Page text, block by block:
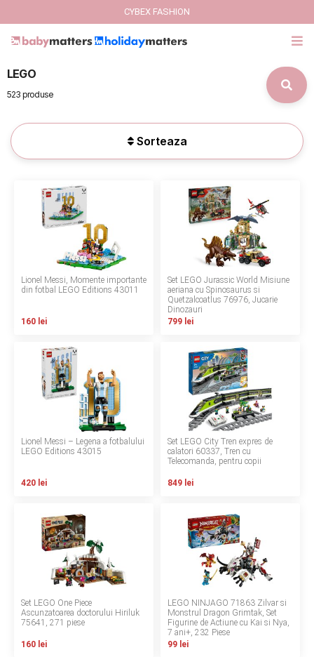
Italbaby Collections
Branduri
CARUCIOARE COPII
SCAUNE AUTO
SCOICI AUTO
CAMERA COPILULUI
JUCARII
MARSUPII BEBELUSI
BABY MONITORS
HRANIRE SI DIVERSIFICARE
CASA SI CURATENIE
CYBEX FASHION
LEGO
523 produse
Sorteaza
Lionel Messi, Momente importante
din fotbal LEGO Editions 43011
160 lei
Set LEGO Jurassic World Misiune
aeriana cu Spinosaurus si
Quetzalcoatlus 76976, Jucarie
Dinozauri
799 lei
Lionel Messi – Legena a fotbalului
LEGO Editions 43015
420 lei
Set LEGO City Tren expres de
calatori 60337, Tren cu
Telecomanda, pentru copii
849 lei
Set LEGO One Piece
Ascunzatoarea doctorului Hiriluk
75641, 271 piese
160 lei
LEGO NINJAGO 71863 Zilvar si
Monstrul Dragon Grimtak, Set
Figurine de Actiune cu Kai si Nya,
7 ani+, 232 Piese
99 lei